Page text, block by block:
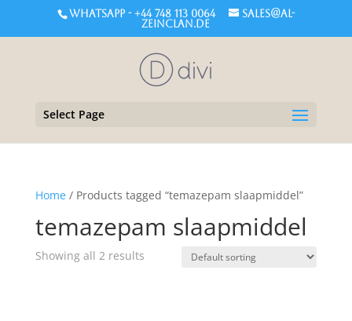
WHATSAPP - +44 748 113 0064
sales@al-
zeinclan.de
Select Page
Home/ Products tagged “temazepam slaapmiddel”
temazepam slaapmiddel
Showing all 2 results